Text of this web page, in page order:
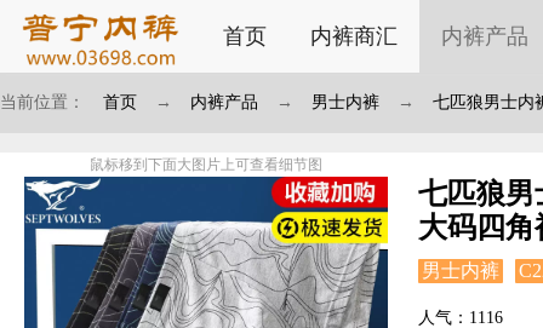
首页 内裤商汇 内裤产品
当前位置： 首页 → 内裤产品 → 男士内裤 → 七匹狼男士内
鼠标移到下面大图片上可查看细节图
七匹狼男
大码四角
男士内裤
人气：1116